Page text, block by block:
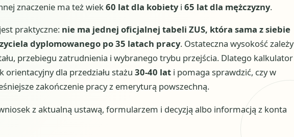
znaczenie ma też wiek60 lat dla kobietyi 65 lat dla mężczyzny.
praktyczne: nie ma jednej oficjalnej tabeli ZUS, która sama z siebie
dyplomowanego po 35 latach pracy. Ostateczna wysokość zależy
przebiegu zatrudnienia i wybranego trybu przejścia. Dlatego kalkulator
dla przedziału stażu 30-40 lati pomaga sprawdzić, czy w
zakończenie pracy z emeryturą powszechną.
z aktualną ustawą, formularzem i decyzją albo informacją z konta